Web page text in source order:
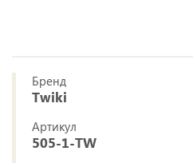
Бренд
Twiki
Артикул
505-1-TW